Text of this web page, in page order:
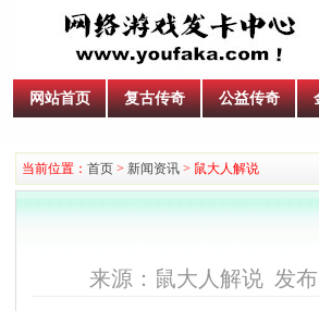
网站首页 复古传奇 公益传奇
当前位置： 首页 > 新闻资讯 > 鼠大人解说
来源：鼠大人解说 发